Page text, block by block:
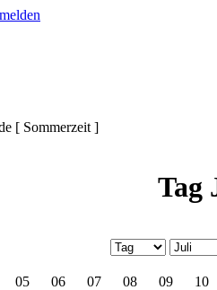
[ Sommerzeit ]
Tag
05 06 07 08 09 10